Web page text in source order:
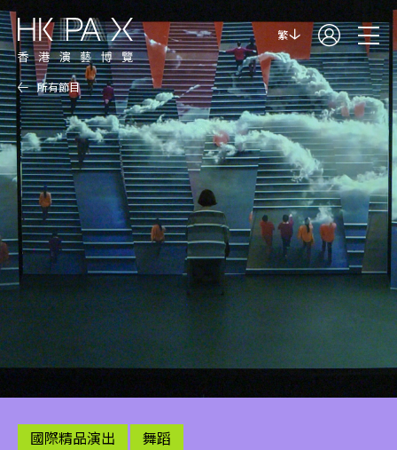
繁
所有節目
國際精品演出 舞蹈